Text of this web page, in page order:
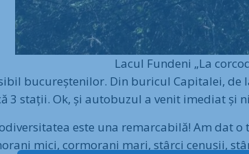
Lacul Fundeni „La
bucureștenilor. Din buricul Capitalei,
3 stații. Ok, și autobuzul a venit imediat și
este una remarcabilă! Am dat
mici, cormorani mari, stârci cenușii,